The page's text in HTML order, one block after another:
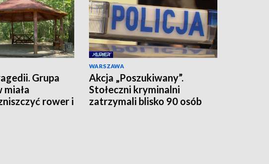
Grupa
rower i
WARSZAWA
Akcja „Poszukiwany”.
Stołeczni kryminalni
zatrzymali blisko 90 osób